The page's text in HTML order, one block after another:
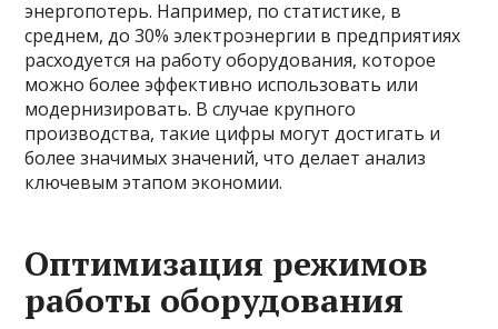
энергопотерь. Например, по статистике, в
среднем, до 30% электроэнергии в предприятиях
расходуется на работу оборудования, которое
можно более эффективно использовать или
модернизировать. В случае крупного
производства, такие цифры могут достигать и
более значимых значений, что делает анализ
ключевым этапом экономии.
Оптимизация режимов
работы оборудования